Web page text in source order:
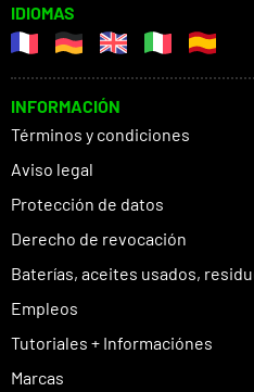
IDIOMAS
INFORMACIÓN
Términos y condiciones
Aviso legal
Protección de datos
Derecho de revocación
Baterías, aceites usados,
Empleos
Tutoriales + Informaciónes
Marcas